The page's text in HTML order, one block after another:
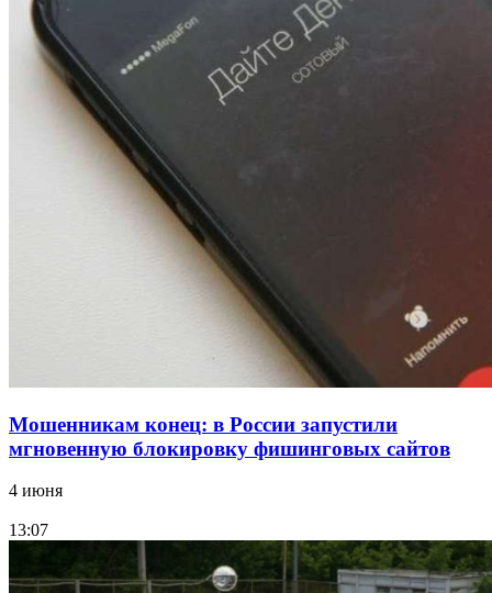
для химической отрасли и фармацевтики
18:39
В Красноармейском районе Волгограда стартует
конкурс на ремонт моста через Волго‑Донской
судоходный канал
Фестиваль #ТриЧетыре в Волгограде пройдёт
11–13 сентября в рамках Года единства народов
Мошенникам конец: в России запустили
мгновенную блокировку фишинговых сайтов
4 июня
13:07